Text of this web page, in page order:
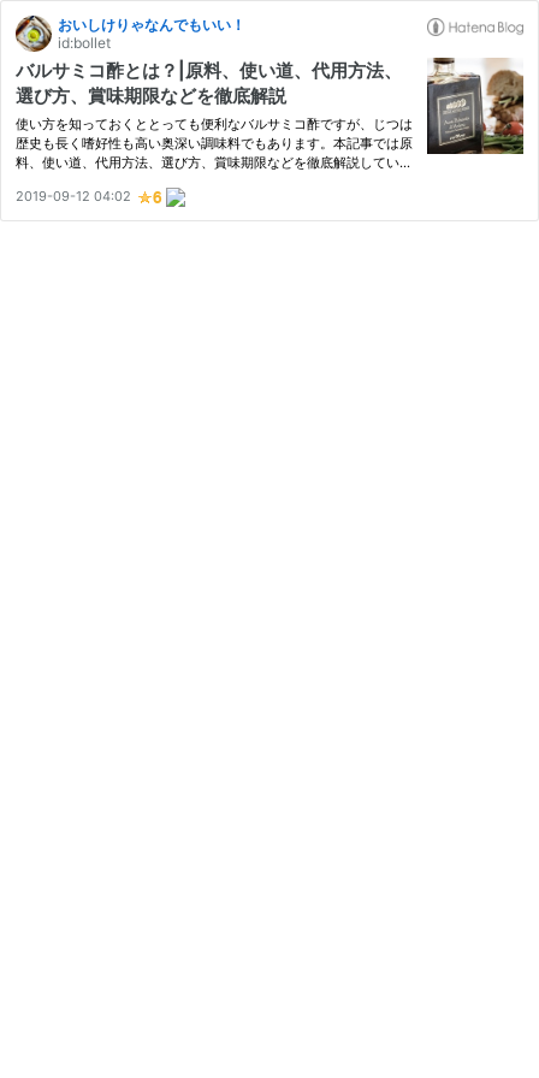
おいしけりゃなんでもいい！
id:bollet
バルサミコ酢とは？|原料、使い道、代用方法、
選び方、賞味期限などを徹底解説
使い方を知っておくととっても便利なバルサミコ酢ですが、じつは
歴史も長く嗜好性も高い奥深い調味料でもあります。本記事では原
料、使い道、代用方法、選び方、賞味期限などを徹底解説していき
2019-09-12 04:02